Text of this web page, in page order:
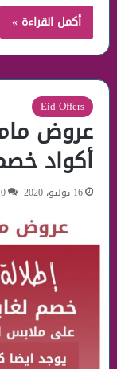
أكمل القراءة »
Eid Offers
عروض
أكواد
16 يوليو، 2020 0